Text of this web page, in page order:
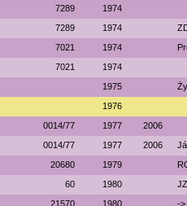
7289 1974
7289 1974
7021 1974
7021 1974
1975
1976
0014/77 1977 2006
0014/77 1977 2006
20680 1979
60 1980
21570 1980 ->